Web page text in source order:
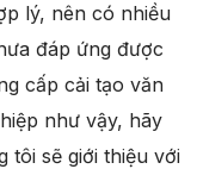
lý, nên có nhiều
đáp ứng được
cấp cải tạo văn
như vậy, hãy
tôi sẽ giới thiệu với